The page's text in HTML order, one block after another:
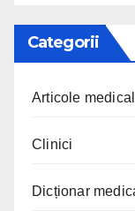
Categorii
Articole
Clinici
Dicționar